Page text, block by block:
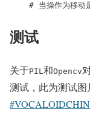
# 当操作为移
测试
关于PIL和Opencv
测试，此为测试图